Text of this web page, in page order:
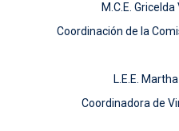
M.C.E.
Coordinación de la
L.E.E.
Coordinadora de